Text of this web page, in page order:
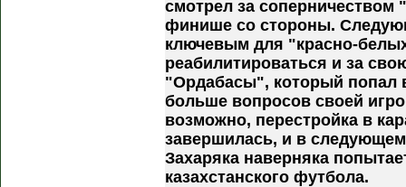
смотрел за
финише со стороны.
ключевым для "красно-
реабилитироваться и за
"Ордабасы", который попал
больше вопросов своей
возможно, перестройка в
завершилась, и в
Захаряка наверняка
казахстанского футбола.